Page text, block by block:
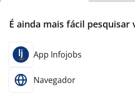
É ainda mais fácil pesquisar
App Infojobs
Navegador